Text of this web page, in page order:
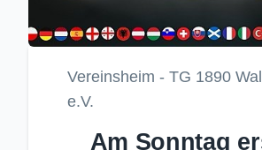
Vereinsheim - TG 1890
e.V.
Am Sonntag